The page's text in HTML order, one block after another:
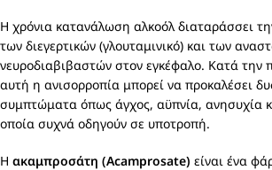
Η χρόνια κατανάλωση αλκοόλ διαταράσσει
των διεγερτικών (γλουταμινικό) και των
νευροδιαβιβαστών στον εγκέφαλο. Κατά την
αυτή η ανισορροπία μπορεί να προκαλέσει
συμπτώματα όπως άγχος, αϋπνία, ανησυχία
οποία συχνά οδηγούν σε υποτροπή.
Η ακαμπροσάτη (Acamprosate) είναι ένα